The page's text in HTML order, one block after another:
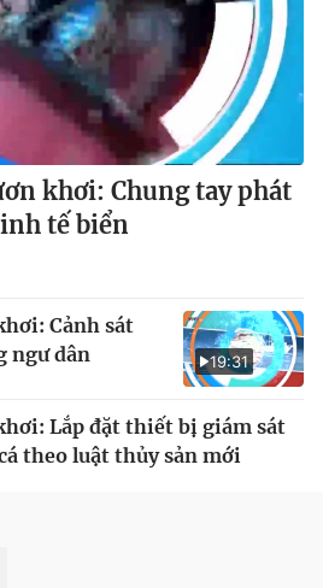
khơi: Chung tay phát
tế biển
19:31
Cảnh sát
ngư dân
Lắp đặt thiết bị giám sát
theo luật thủy sản mới